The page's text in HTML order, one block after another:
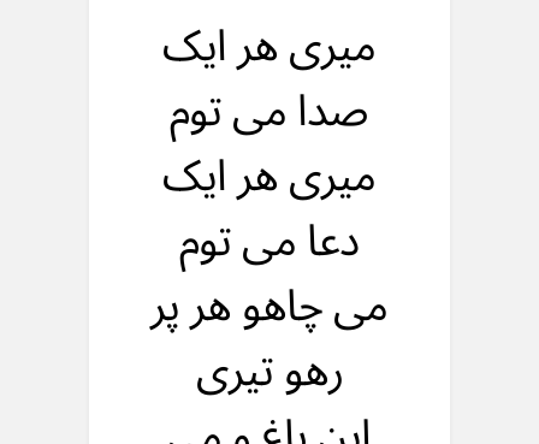
میری هر ایک
صدا می توم
میری هر ایک
دعا می توم
می چاهو هر پر
رهو تیری